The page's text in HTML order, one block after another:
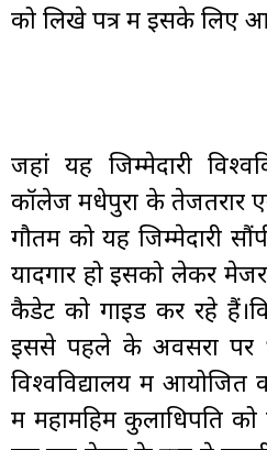
को लिखे पत्र में इसके लिए
जहां यह जिम्मेदारी
कॉलेज मधेपुरा के तेजतरार
गौतम को यह जिम्मेदारी
यादगार हो इसको लेकर
कैडेट को गाइड कर रहे
इससे पहले के अवसरों पर
विश्वविद्यालय में आयोजित
में महामहिम कुलाधिपति